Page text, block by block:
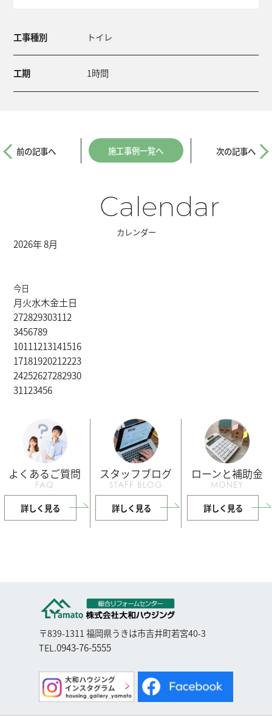
工事種別 トイレ
工期 1時間
前の記事へ 施工事例一覧へ 次の記事へ
Calendar
カレンダー
2026年 8月
今日
月火水木金土日
272829303112
3456789
10111213141516
17181920212223
24252627282930
31123456
よくあるご質問
FAQ
詳しく見る
スタッフブログ
STAFF BLOG
詳しく見る
ローンと補助金
MONEY
詳しく見る
〒839-1311 福岡県うきは市吉井町若宮40-3
TEL.0943-76-5555